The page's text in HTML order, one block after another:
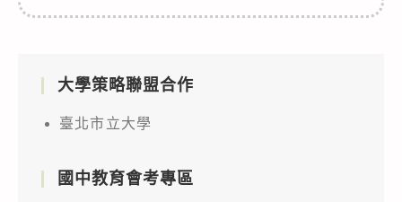
大學策略聯盟合作
臺北市立大學
國中教育會考專區